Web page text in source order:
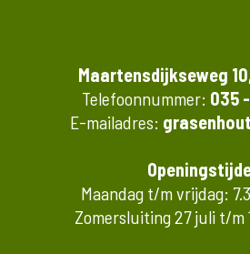
Maartensdijkseweg
Telefoonnummer: 035
E-mailadres:
Maandag t/m vrijdag:
Zomersluiting 27 juli t/m